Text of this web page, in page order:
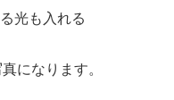
光も入れる
になります。